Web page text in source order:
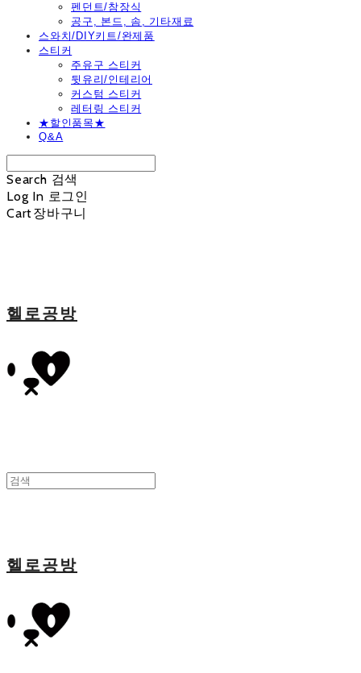
펜던트/참장식
공구, 본드, 솜, 기타재료
스와치/DIY키트/완제품
스티커
주유구 스티커
뒷유리/인테리어
커스텀 스티커
레터링 스티커
★할인품목★
Q&A
Search 검색
Log In 로그인
Cart장바구니
헬로공방
헬로공방